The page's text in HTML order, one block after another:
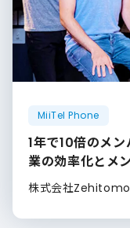
MiiTel Phone
1年で10倍のメ
業の効率化とメ
株式会社Zehitomo